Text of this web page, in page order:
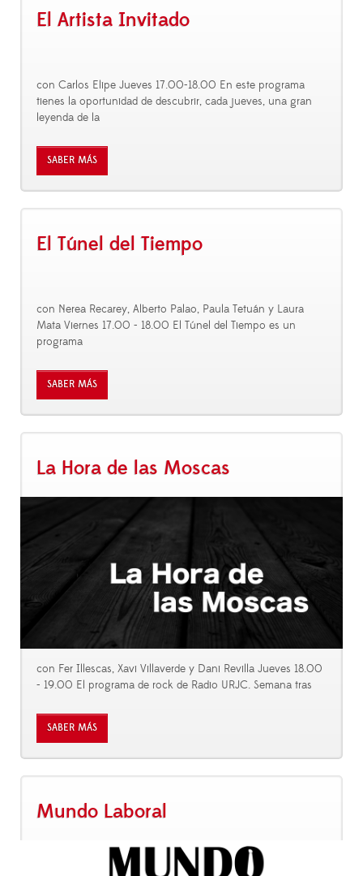
El Artista Invitado
con Carlos Elipe Jueves 17.00-18.00 En este programa
tienes la oportunidad de descubrir, cada jueves, una gran
leyenda de la
SABER MÁS
El Túnel del Tiempo
con Nerea Recarey, Alberto Palao, Paula Tetuán y Laura
Mata Viernes 17.00 - 18.00 El Túnel del Tiempo es un
programa
SABER MÁS
La Hora de las Moscas
con Fer Illescas, Xavi Villaverde y Dani Revilla Jueves 18.00
- 19.00 El programa de rock de Radio URJC. Semana tras
SABER MÁS
Mundo Laboral